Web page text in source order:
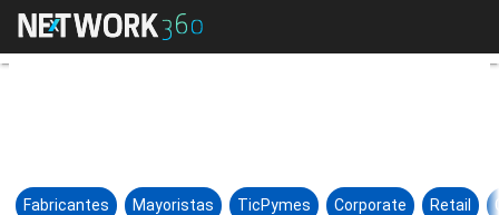
NCR se disgrega en dos
Fabricantes Mayoristas TicPymes Corporate Retail